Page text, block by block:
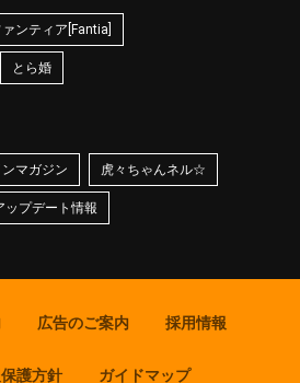
ァンティア[Fantia]
とら婚
マガジン 虎々ちゃんネル☆
ップデート情報
広告のご案内 採用情報
護方針 ガイドマップ